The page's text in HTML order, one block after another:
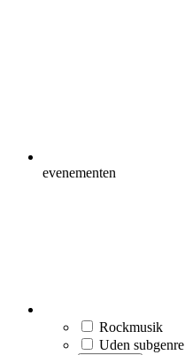
evenementen
Rockmusik
Uden subgenre